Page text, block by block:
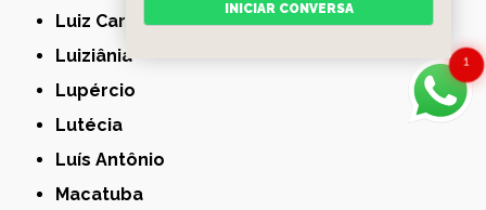
Luiz Carlos
Luiziânia
Lupércio
Lutécia
Luís Antônio
Macatuba
1
INICIAR CONVERSA